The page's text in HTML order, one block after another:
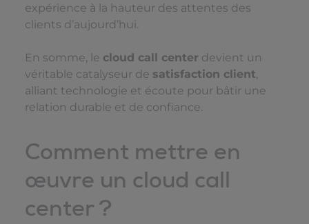
expérience à la hauteur des attentes des
clients d’aujourd’hui.
En somme, le cloud call center devient un
véritable catalyseur de satisfaction client,
alliant technologie et écoute pour bâtir une
relation durable et de confiance.
Comment mettre en
œuvre un cloud call
center ?